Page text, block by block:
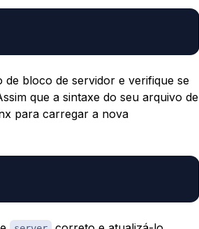
bloco de servidor e verifique se
que a sintaxe do seu arquivo de
para carregar a nova